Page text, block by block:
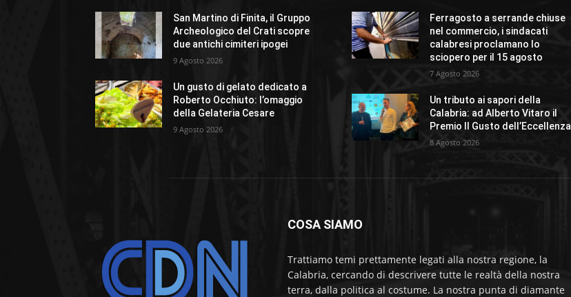
San Martino di Finita, il Gruppo
Archeologico del Crati scopre
due antichi cimiteri ipogei
9 Agosto 2026
Un gusto di gelato dedicato a
Roberto Occhiuto: l’omaggio
della Gelateria Cesare
9 Agosto 2026
Ferragosto a serrande chiuse
nel commercio, i sindacati
calabresi proclamano lo
sciopero per il 15 agosto
7 Agosto 2026
Un tributo ai sapori della
Calabria: ad Alberto Vitaro il
Premio Il Gusto dell’Eccellenza
8 Agosto 2026
COSA SIAMO
Trattiamo temi prettamente legati alla nostra regione, la
Calabria, cercando di descrivere tutte le realtà della nostra
terra, dalla politica al costume. La nostra punta di diamante